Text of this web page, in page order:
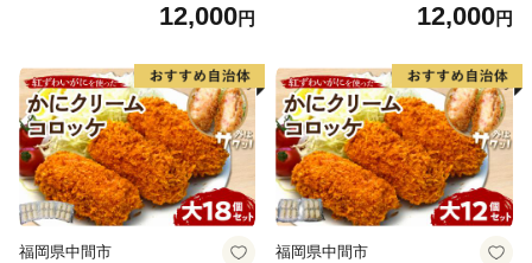
12,000円 12,000円
福岡県中間市 福岡県中間市